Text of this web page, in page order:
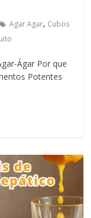
Agar Agar, Cubos
Ágar Por que
Potentes